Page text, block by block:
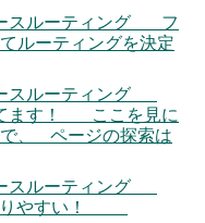
スルーティング フ
ルーティングを決定
スルーティング
ます！ ここを見に
、 ページの探索は
スルーティング
りやすい！